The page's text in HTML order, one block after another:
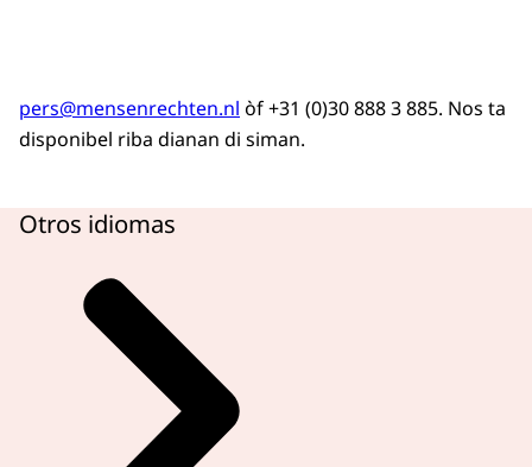
pers@mensenrechten.nl òf +31 (0)30 888 3 885. Nos ta
disponibel riba dianan di siman.
Otros idiomas